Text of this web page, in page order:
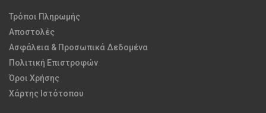
Τρόποι Πληρωμής
Αποστολές
Ασφάλεια & Προσωπικά Δεδομένα
Πολιτική Επιστροφών
Όροι Χρήσης
Χάρτης Ιστότοπου